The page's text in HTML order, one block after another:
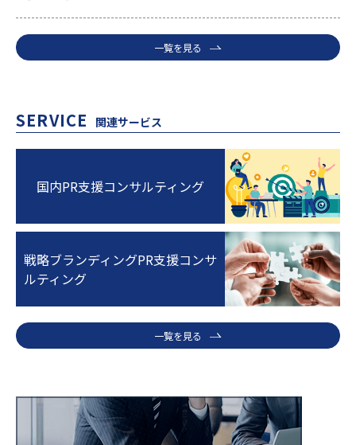
一覧を見る
SERVICE 関連サービス
国内PR支援コンサルティング
戦略ブランディングPR支援コンサ
ルティング
一覧を見る